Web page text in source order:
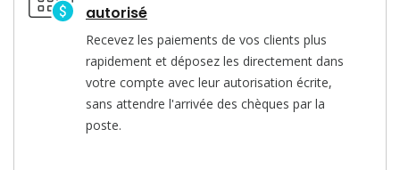
autorisé
Recevez les paiements de vos clients plus
rapidement et déposez les directement dans
votre compte avec leur autorisation écrite,
sans attendre l'arrivée des chèques par la
poste.